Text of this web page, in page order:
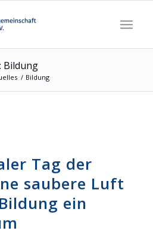
Bildung
/ Bildung
Tag der
saubere Luft
ein